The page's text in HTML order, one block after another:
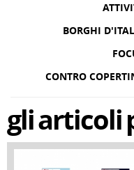
BORGHI
CONTRO
gliarticoli